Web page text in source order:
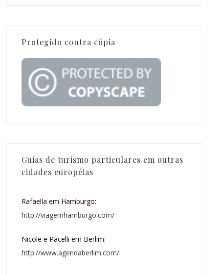
Protegido contra cópia
Guias de turismo particulares em outras
cidades européias
Rafaella em Hamburgo:
http://viagemhamburgo.com/
Nicole e Pacelli em Berlim:
http://www.agendaberlim.com/